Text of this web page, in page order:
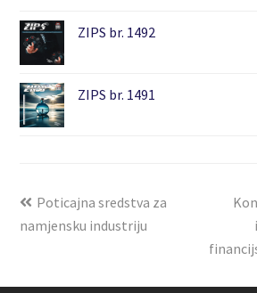
ZIPS br. 1492
ZIPS br. 1491
Poticajna sredstva za
namjensku industriju